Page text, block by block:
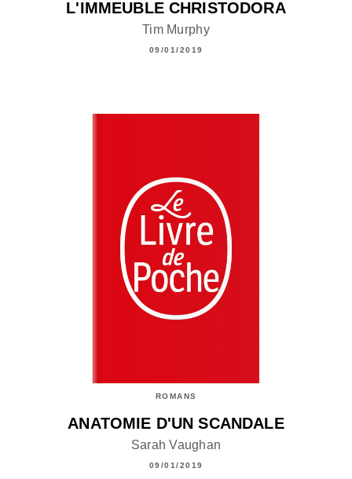
L'IMMEUBLE CHRISTODORA
Tim Murphy
09/01/2019
ROMANS
ANATOMIE D'UN SCANDALE
Sarah Vaughan
09/01/2019